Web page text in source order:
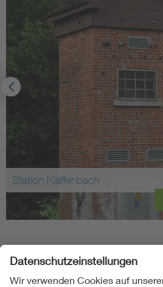
Transformatorenstation